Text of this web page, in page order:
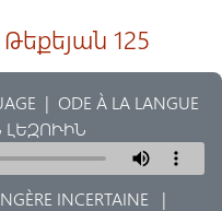
125
| ODE À LA LANGUE
ԼԵԶՈՒԻՆ
INCERTAINE
|